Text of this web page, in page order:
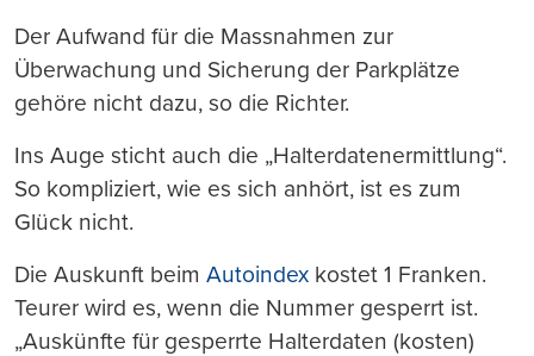
Der Aufwand für die Massnahmen zur
Überwachung und Sicherung der Parkplätze
gehöre nicht dazu, so die Richter.
Ins Auge sticht auch die „Halterdatenermittlung“.
So kompliziert, wie es sich anhört, ist es zum
Glück nicht.
Die Auskunft beim Autoindex kostet 1 Franken.
Teurer wird es, wenn die Nummer gesperrt ist.
„Auskünfte für gesperrte Halterdaten (kosten)